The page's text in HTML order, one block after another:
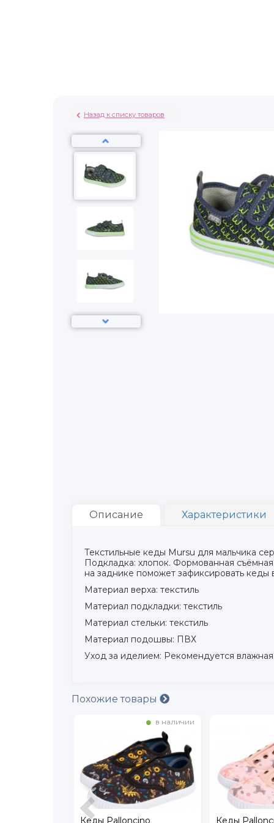
Назад к списку товаров
Описание Характеристики
Текстильные кеды Mursu для мальчика
Подкладка: хлопок. Формованная
на заднике поможет зафиксировать кеды
Материал верха: текстиль
Материал подкладки: текстиль
Материал стельки: текстиль
Материал подошвы: ПВХ
Уход за иделием: Рекомендуется
Похожие товары
в наличии
Кеды Palloncino Кеды Kenka